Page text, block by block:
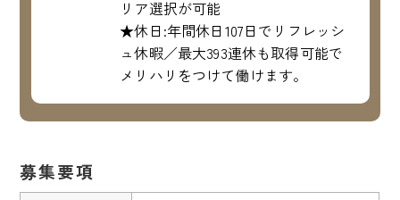
リア選択が可能
★休日:年間休日107日でリフレッシ
ュ休暇／最大393連休も取得可能で
メリハリをつけて働けます。
募集要項